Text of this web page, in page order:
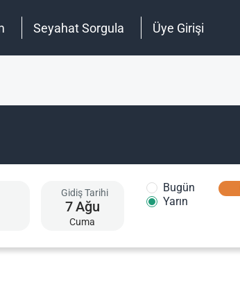
Seyahat Sorgula Üye Girişi
Gidiş Tarihi
7Ağu
Cuma
Bugün
Yarın